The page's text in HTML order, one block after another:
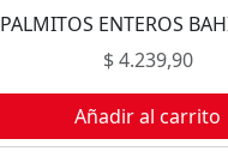
PALMITOS ENTEROS
$4.239,90
Añadir al carrito